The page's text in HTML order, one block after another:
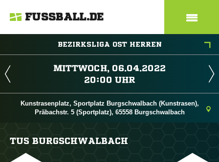
FUSSBALL.DE
BEZIRKSLIGA OST HERREN
 
 
Kunstrasenplatz, Sportplatz Burgschwalbach (Kunstrasen),
Präbachstr. 5 (Sportplatz), 65558 Burgschwalbach
TUS BURGSCHWALBACH